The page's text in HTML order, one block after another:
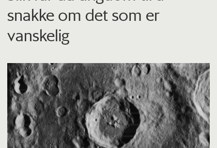
snakke om det som er
vanskelig